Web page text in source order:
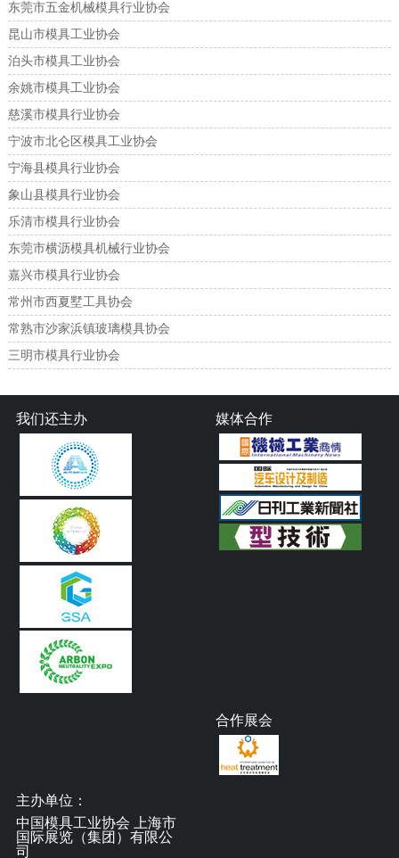
东莞市五金机械模具行业协会
昆山市模具工业协会
泊头市模具工业协会
余姚市模具工业协会
慈溪市模具行业协会
宁波市北仑区模具工业协会
宁海县模具行业协会
象山县模具行业协会
乐清市模具行业协会
东莞市横沥模具机械行业协会
嘉兴市模具行业协会
常州市西夏墅工具协会
常熟市沙家浜镇玻璃模具协会
三明市模具行业协会
媒体合作
我们还主办
合作展会
主办单位：
中国模具工业协会 上海市
国际展览（集团）有限公
司